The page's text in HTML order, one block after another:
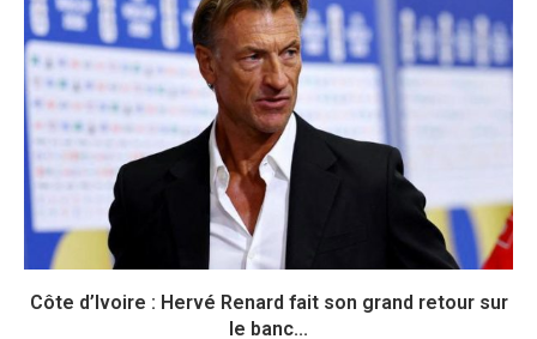
Côte d’Ivoire : Hervé Renard fait son grand retour sur
le banc...